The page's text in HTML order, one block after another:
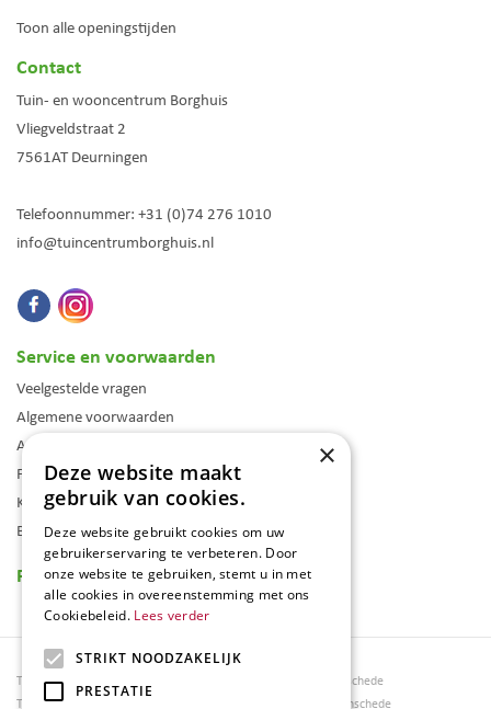
Toon alle openingstijden
Contact
Tuin- en wooncentrum Borghuis
Vliegveldstraat 2
7561AT Deurningen
Telefoonnummer: +31 (0)74 276 1010
info@tuincentrumborghuis.nl
Service en voorwaarden
Veelgestelde vragen
Algemene voorwaarden
Assortiment
Folder
Klantenkaart
Blog
Reviews
Tuincentrum Borghuis
Tuinmeubels
Tuinmeubels Enschede
Tuinmeubelen Enschede
×
Deze website maakt
gebruik van cookies.
Deze website gebruikt cookies om uw
gebruikerservaring te verbeteren. Door
onze website te gebruiken, stemt u in met
alle cookies in overeenstemming met ons
Cookiebeleid. Lees verder
STRIKT NOODZAKELIJK
PRESTATIE